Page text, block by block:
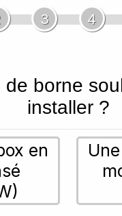
3 4
de borne
installer ?
en